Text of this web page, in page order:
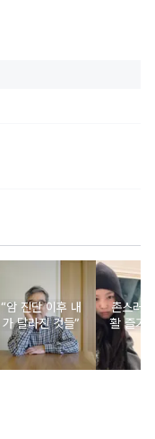
“암 진단 이후 내
가 달라진 것들”
촌스러
활 즐기